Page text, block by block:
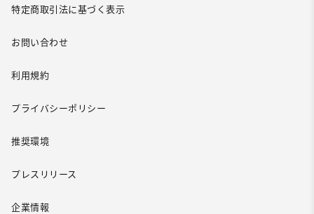
特定商取引法に基づく表示
お問い合わせ
利用規約
プライバシーポリシー
推奨環境
プレスリリース
企業情報